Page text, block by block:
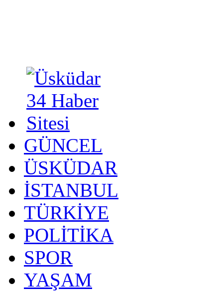
GÜNCEL
ÜSKÜDAR
İSTANBUL
TÜRKİYE
POLİTİKA
SPOR
YAŞAM